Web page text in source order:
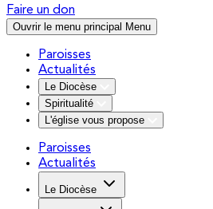
Faire un don
Ouvrir le menu principal Menu
Paroisses
Actualités
Le Diocèse
Spiritualité
L'église vous propose
Paroisses
Actualités
Le Diocèse